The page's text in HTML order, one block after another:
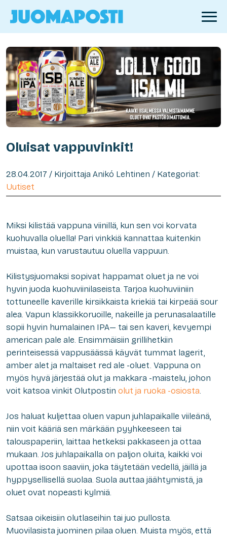
Oluisat vappuvinkit!
28.04.2017 / Kirjoittaja Anikó Lehtinen / Kategoriat:
Uutiset
Miksi kilistää vappuna viinillä, kun sen voi korvata
kuohuvalla oluella! Pari vinkkiä kannattaa kuitenkin
muistaa, kun varustautuu oluella vappuun.
Kilistysjuomaksi sopivat happamat oluet ja ne voi
hyvin juoda kuohuviinilaseista. Tarjoa kuohuviiniin
tottuneelle kaverille kirsikkaista kriekiä tai kirpeää sour
alea. Vapun klassikkoruoille, nakeille ja perunasalaatille
sopii hyvin humalainen IPA— tai sen kaveri, kevyempi
american pale ale. Ensimmäisiin grillihetkiin
perinteisessä vappusäässä käyvät tummat lagerit,
amber alet ja maltaiset red ale -oluet. Vappuna on
myös hyvä järjestää olut ja makkara -maistelu, johon
voit katsoa vinkit Olutpostin olut ja ruoka -osiosta.
Jos haluat kuljettaa oluen vapun juhlapaikalle viileänä,
niin voit kääriä sen märkään pyyhkeeseen tai
talouspaperiin, laittaa hetkeksi pakkaseen ja ottaa
mukaan. Jos juhlapaikalla on paljon oluita, kaikki voi
upottaa isoon saaviin, joka täytetään vedellä, jäillä ja
hyppysellisellä suolaa. Suola auttaa jäähtymistä, ja
oluet ovat nopeasti kylmiä.
Satsaa oikeisiin olutlaseihin tai juo pullosta.
Muovilasista juominen pilaa oluen. Muista myös, että